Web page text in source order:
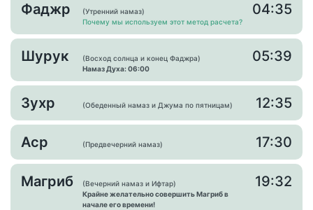
Фаджр
(Утренний намаз)
Почему мы используем этот метод расчета?
04:35
Шурук
(Восход солнца и конец Фаджра)
Намаз Духа: 06:00
05:39
Зухр (Обеденный намаз и Джума по пятницам) 12:35
Аср (Предвечерний намаз) 17:30
Магриб
(Вечерний намаз и Ифтар)
Крайне желательно совершить Магриб в
начале его времени!
19:32